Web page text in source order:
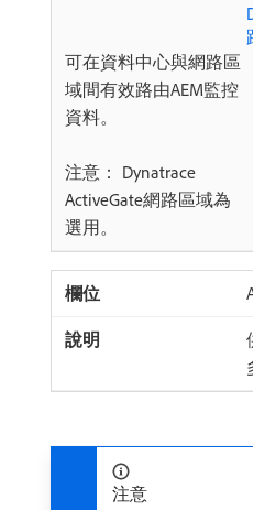
可在資料中心與網路區
域間有效路由AEM監控
資料。
注意： Dynatrace
ActiveGate網路區域為
選用。
注意